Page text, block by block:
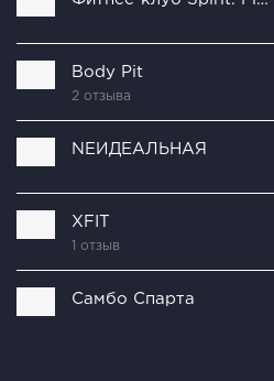
Body Pit
2 отзыва
NEИДЕАЛЬНАЯ
XFIT
1 отзыв
Самбо Спарта